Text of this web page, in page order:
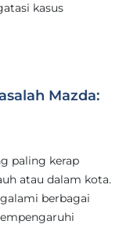
kasus
Mazda:
paling kerap
atau dalam kota.
berbagai